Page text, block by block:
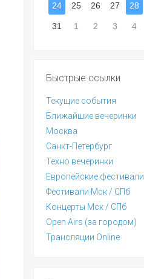
24 25 26 27 28
31 1 2 3 4
Быстрые ссылки
Текущие события
Ближайшие вечеринки
Москва
Санкт-Петербург
Техно вечеринки
Европейские фестивали
Фестивали Мск / СПб
Концерты Мск / СПб
Open Airs (за городом)
Трансляции Online